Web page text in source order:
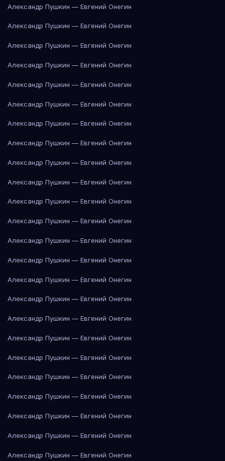
Александр Пушкин — Евгений Онегин
Александр Пушкин — Евгений Онегин
Александр Пушкин — Евгений Онегин
Александр Пушкин — Евгений Онегин
Александр Пушкин — Евгений Онегин
Александр Пушкин — Евгений Онегин
Александр Пушкин — Евгений Онегин
Александр Пушкин — Евгений Онегин
Александр Пушкин — Евгений Онегин
Александр Пушкин — Евгений Онегин
Александр Пушкин — Евгений Онегин
Александр Пушкин — Евгений Онегин
Александр Пушкин — Евгений Онегин
Александр Пушкин — Евгений Онегин
Александр Пушкин — Евгений Онегин
Александр Пушкин — Евгений Онегин
Александр Пушкин — Евгений Онегин
Александр Пушкин — Евгений Онегин
Александр Пушкин — Евгений Онегин
Александр Пушкин — Евгений Онегин
Александр Пушкин — Евгений Онегин
Александр Пушкин — Евгений Онегин
Александр Пушкин — Евгений Онегин
Александр Пушкин — Евгений Онегин